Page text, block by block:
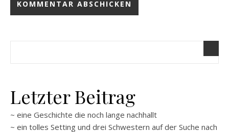
Letzter Beitrag
~ eine Geschichte die noch lange nachhallt
~ ein tolles Setting und drei Schwestern auf der Suche nach